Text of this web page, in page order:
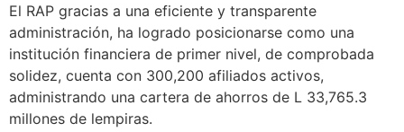
El RAP gracias a una eficiente y transparente
administración, ha logrado posicionarse como una
institución financiera de primer nivel, de comprobada
solidez, cuenta con 300,200 afiliados activos,
administrando una cartera de ahorros de L 33,765.3
millones de lempiras.